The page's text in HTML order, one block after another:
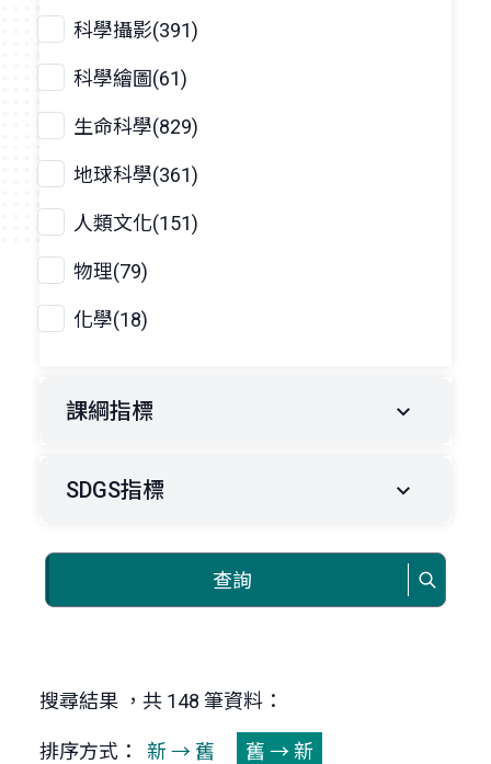
科學攝影(391)
科學繪圖(61)
生命科學(829)
地球科學(361)
人類文化(151)
物理(79)
化學(18)
課綱指標
SDGS指標
查詢
搜尋結果 ，共 148 筆資料：
排序方式： 新 → 舊 舊 → 新